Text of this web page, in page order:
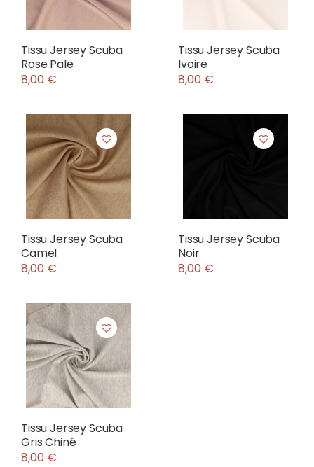
Tissu Jersey Scuba
Rose Pale
8,00 €
Tissu Jersey Scuba
Ivoire
8,00 €
Tissu Jersey Scuba
Camel
8,00 €
Tissu Jersey Scuba
Noir
8,00 €
Tissu Jersey Scuba
Gris Chiné
8,00 €